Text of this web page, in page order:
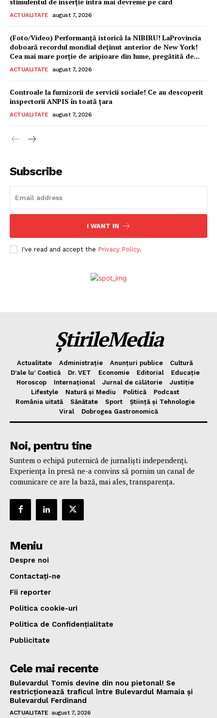
ACTUALITATE august 7, 2026
(Foto/Video) Performanță istorică la NIBIRU! LaProvincia
doboară recordul mondial deținut anterior de New York!
Cea mai mare porție de aripioare din lume, pregătită de...
ACTUALITATE august 7, 2026
Controale la furnizorii de servicii sociale! Ce au descoperit
inspectorii ANPIS în toată țara
ACTUALITATE august 7, 2026
Subscribe
I WANT IN
I've read and accept the Privacy Policy.
ȘtirileMedia
Actualitate Administrație Anunțuri publice
Cultură
D’ale lu’ Costică
Dr. VET Economie Editorial
Educație
Horoscop
Internațional Jurnal de cǎlǎtorie
Justiție
Lifestyle
Natură și Mediu Politică
Podcast
România uitată
Sănătate Sport
Știință și Tehnologie
Viral
Dobrogea Gastronomică
Noi, pentru tine
Suntem o echipă puternică de jurnaliști independenți.
Experiența în presă ne-a convins să pornim un canal de
comunicare ce are la bază, mai ales, transparența.
Meniu
Despre noi
Contactați-ne
Fii reporter
Politica cookie-uri
Politica de Confidențialitate
Publicitate
Cele mai recente
Bulevardul Tomis devine din nou pietonal! Se
restricționează traficul între Bulevardul Mamaia și
Bulevardul Ferdinand
ACTUALITATE august 7, 2026